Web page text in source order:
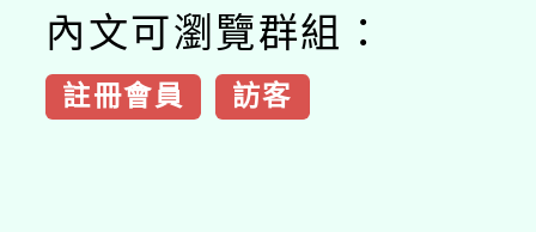
內文可瀏覽群組：
註冊會員 訪客